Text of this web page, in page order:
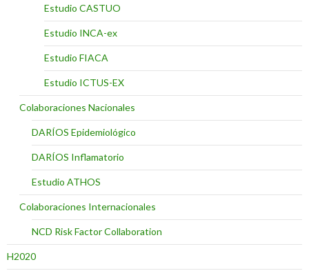
Estudio CASTUO
Estudio INCA-ex
Estudio FIACA
Estudio ICTUS-EX
Colaboraciones Nacionales
DARÍOS Epidemiológico
DARÍOS Inflamatorio
Estudio ATHOS
Colaboraciones Internacionales
NCD Risk Factor Collaboration
H2020